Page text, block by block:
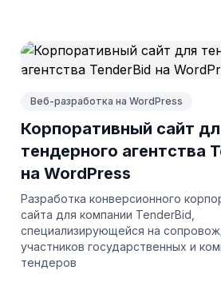
Веб-разработка на WordPress
Корпоративный сайт
тендерного агентства
на WordPress
Разработка конверсионного
сайта для компании TenderBid,
специализирующейся на
участников государственных и
тендеров